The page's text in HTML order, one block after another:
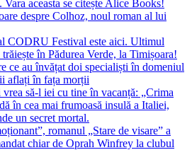
aceasta se citește Alice Books!
despre Colhoz, noul roman al lui
CODRU Festival este aici. Ultimul
în Pădurea Verde, la Timișoara!
ce au învățat doi specialiști în domeniul
aflați în fața morții
să-l iei cu tine în vacanță: „Crima
în cea mai frumoasă insulă a Italiei,
un secret mortal.
romanul „Stare de visare” a
chiar de Oprah Winfrey la clubul